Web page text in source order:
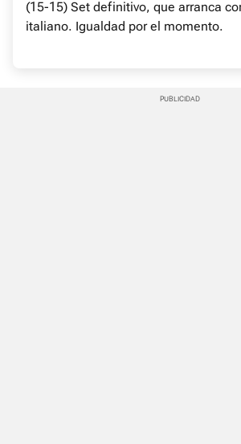
(15-15) Set definitivo, que arranca
italiano. Igualdad por el momento.